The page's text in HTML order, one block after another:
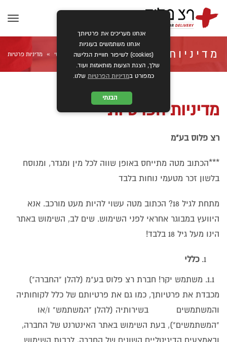
מדיניות פרטיות ראשי » מדיניות פרטיות
מדיניות הפרטיות
רצ פלוס בע"מ
***הכתוב מטה מתייחס באופן שווה לכל מין ומגדר, ומנוסח
בלשון זכר מטעמי נוחות בלבד
מתחת לגיל 18? הכתוב מטה עשוי להיות מעט מורכב. אנא
היוועץ במבוגר אחראי לפני השימוש. שים לב, השימוש באתר
הינו מעל גיל 18 בלבד!
כללי
1.1. משתמש יקר! חברת רצ פלוס בע"מ (להלן "החברה")
מכבדת את פרטיותך, כמו גם את פרטיותם של כלל לקוחותיה
והמשתמשים בשירותיה (להלן "המשתמש" ו/או
"המשתמשים"), בעת השימוש באתר האינטרנט של החברה,
אנחנו מעריכים את פרטיותך
אנחנו משתמשים בעוגיות
(cookies) לשיפור חוויית הגלישה
שלך, הצגת הצעות מותאמות ועוד.
כמפורט במדיניות הפרטיות שלנו.
הבנתי